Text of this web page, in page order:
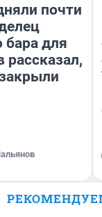
почти
бара для